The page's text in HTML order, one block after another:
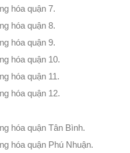
hóa quận 7.
hóa quận 8.
hóa quận 9.
hóa quận 10.
hóa quận 11.
hóa quận 12.
hóa quận Tân Bình.
hóa quận Phú Nhuận.